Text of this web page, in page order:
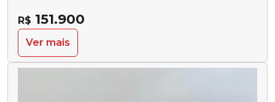
R$ 151.900
Ver mais